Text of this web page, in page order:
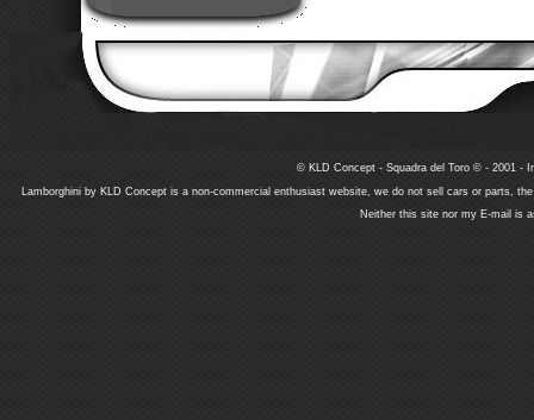
© KLD Concept - Squadra del Toro © - 2001 -
Lamborghini by KLD Concept is a non-commercial enthusiast website, we do not sell cars or parts,
Neither this site nor my E-mail is